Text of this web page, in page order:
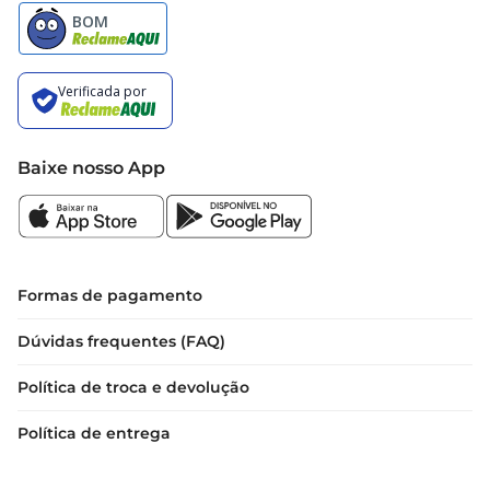
Baixe nosso App
Formas de pagamento
Dúvidas frequentes (FAQ)
Política de troca e devolução
Política de entrega